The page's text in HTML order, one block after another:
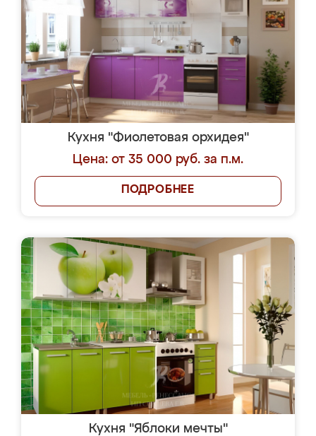
Кухня "Фиолетовая орхидея"
Цена: от 35 000 руб. за п.м.
ПОДРОБНЕЕ
Кухня "Яблоки мечты"